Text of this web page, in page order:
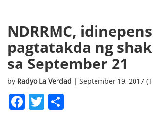
NDRRMC,
pagtatakda ng
sa September 21
by Radyo La Verdad | September 19, 2017
Facebook
Twitter